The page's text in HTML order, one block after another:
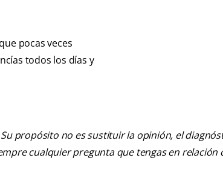
pocas veces
todos los días y
propósito no es sustituir la opinión, el
cualquier pregunta que tengas en relación